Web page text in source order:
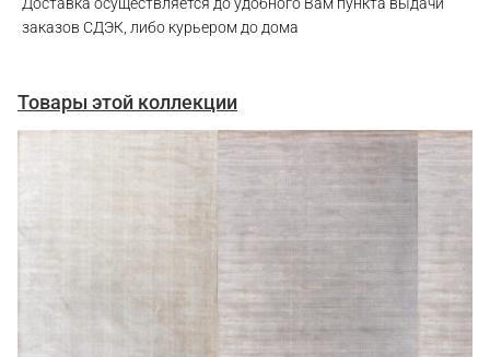
Доставка осуществляется до удобного Вам пункта выдачи
заказов СДЭК, либо курьером до дома
Товары этой коллекции